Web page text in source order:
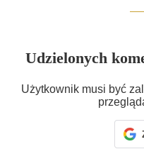
Udzielonych
Użytkownik musi być